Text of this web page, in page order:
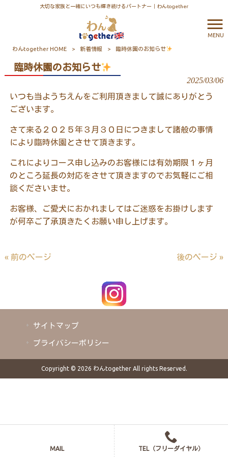
大切な家族と一緒にいつも輝き続けるパートナー｜わんtogether
MENU
わんtogether HOME > 新着情報 > 臨時休園のお知らせ
臨時休園のお知らせ
2025/03/06
いつも当ようちえんをご利用頂きまして誠にありがとう
ございます。
さて来る２０２５年３月３０日につきまして諸般の事情
により臨時休園とさせて頂きます。
これによりコース申し込みのお客様には有効期限１ヶ月
のところ延長の対応をさせて頂きますのでお気軽にご相
談くださいませ。
お客様、ご愛犬におかれましてはご迷惑をお掛けします
が何卒ご了承頂きたくお願い申し上げます。
« 前のページ 後のページ »
サイトマップ
プライバシーポリシー
Copyright © 2026 わんtogether All rights Reserved.
MAIL TEL（フリーダイヤル）